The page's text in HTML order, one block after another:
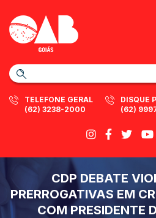
TELEFONE GERAL
(62) 3238-2000
DISQUE
(62)
CDP DEBATE
PRERROGATIVAS EM
COM PRESIDENTE